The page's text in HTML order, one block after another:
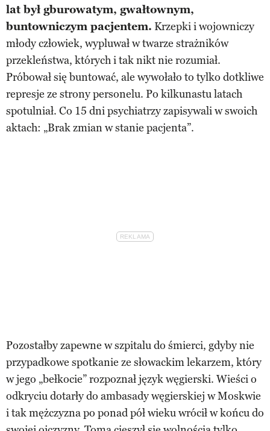
lat był gburowatym, gwałtownym,
buntowniczym pacjentem. Krzepki i wojowniczy
młody człowiek, wypluwał w twarze strażników
przekleństwa, których i tak nikt nie rozumiał.
Próbował się buntować, ale wywołało to tylko dotkliwe
represje ze strony personelu. Po kilkunastu latach
spotulniał. Co 15 dni psychiatrzy zapisywali w swoich
aktach: „Brak zmian w stanie pacjenta”.
Pozostałby zapewne w szpitalu do śmierci, gdyby nie
przypadkowe spotkanie ze słowackim lekarzem, który
w jego „bełkocie” rozpoznał język węgierski. Wieści o
odkryciu dotarły do ambasady węgierskiej w Moskwie
i tak mężczyzna po ponad pół wieku wrócił w końcu do